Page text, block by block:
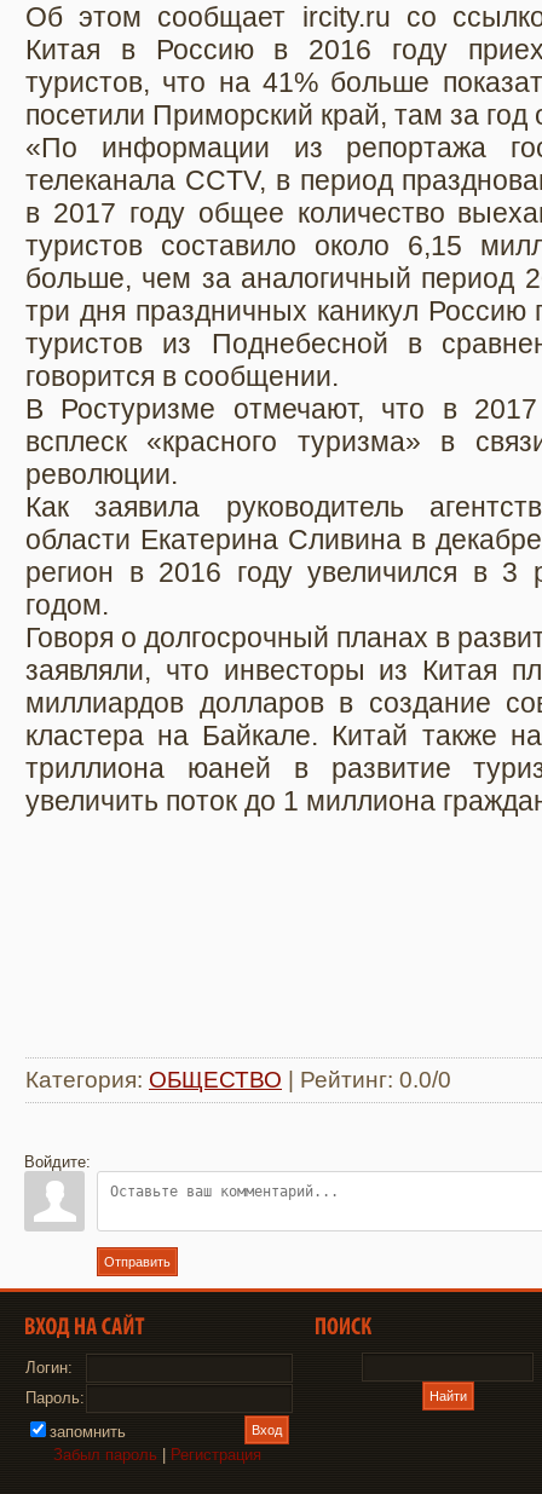
Об этом сообщает ircity.ru со
Китая в Россию в 2016 году
туристов, что на 41% больше
посетили Приморский край, там за год
«По информации из репортажа
телеканала CCTV, в период
в 2017 году общее количество
туристов составило около 6,15
больше, чем за аналогичный период
три дня праздничных каникул
туристов из Поднебесной в
говорится в сообщении.
В Ростуризме отмечают, что в
всплеск «красного туризма» в
революции.
Как заявила руководитель
области Екатерина Сливина в
регион в 2016 году увеличился в
годом.
Говоря о долгосрочный планах в
заявляли, что инвесторы из Китая
миллиардов долларов в создание
кластера на Байкале. Китай также
триллиона юаней в развитие
увеличить поток до 1 миллиона
Категория: ОБЩЕСТВО Рейтинг: 0.0/0
Войдите:
Отправить
Логин:
Пароль:
запомнить
Забыл пароль
Регистрация